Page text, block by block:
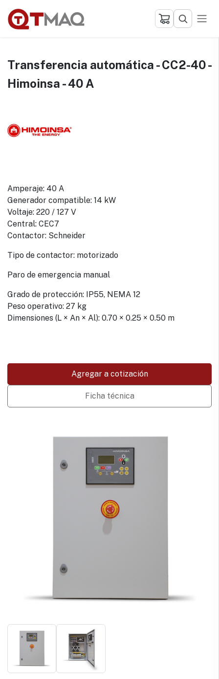
Transferencia automática - CC2-40 -
Himoinsa - 40 A
Amperaje: 40 A
Generador compatible: 14 kW
Voltaje: 220 / 127 V
Central: CEC7
Contactor: Schneider
Tipo de contactor: motorizado
Paro de emergencia manual
Grado de protección: IP55, NEMA 12
Peso operativo: 27 kg
Dimensiones (L × An × Al): 0.70 × 0.25 × 0.50 m
Agregar a cotización
Ficha técnica